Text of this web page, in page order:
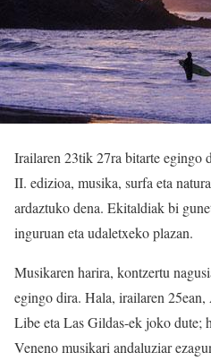
Irailaren 23tik 27ra bitarte egingo
II. edizioa, musika, surfa eta
ardaztuko dena. Ekitaldiak bi
inguruan eta udaletxeko plazan.
Musikaren harira, kontzertu
egingo dira. Hala, irailaren
Libe eta Las Gildas-ek joko dute;
Veneno musikari andaluziar